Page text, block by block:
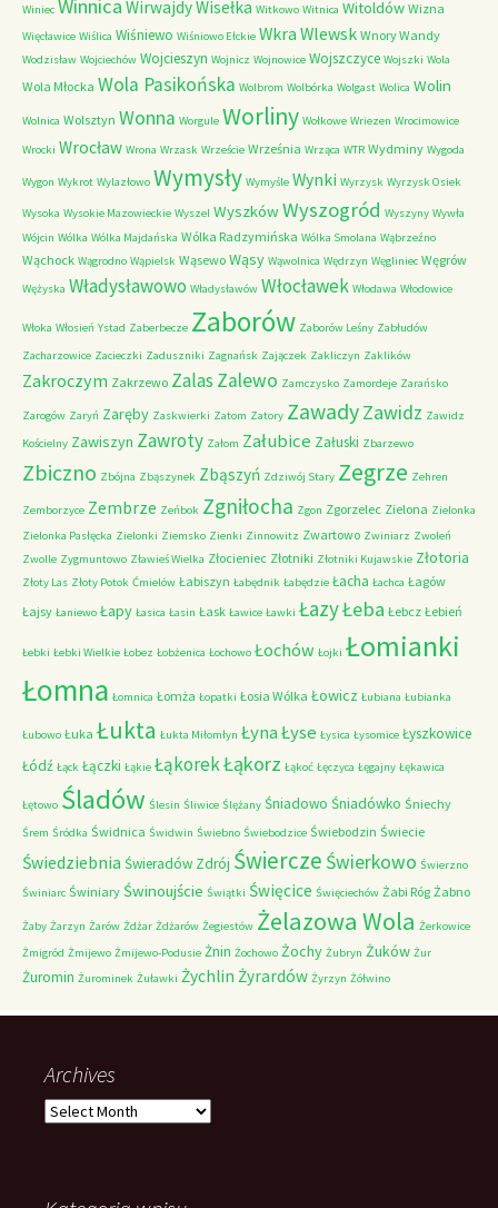
Winiec Winnica WirwajdyWisełka Witkowo Witnica Witoldów Wizna
Więcławice Wiślica Wiśniewo Wiśniowo Ełckie Wkra Wlewsk Wnory Wandy
Wodzisław Wojciechów Wojcieszyn Wojnicz Wojnowice Wojszczyce Wojszki Wola
Wola Młocka Wola Pasikońska Wolbrom Wolbórka Wolgast Wolica Wolin
Wolnica Wolsztyn Wonna Worgule Worliny Wołkowe Wriezen Wrocimowice
Wrocki Wrocław Wrona Wrzask Wrzeście Września Wrząca WTR Wydminy Wygoda
Wygon Wykrot Wylazłowo Wymysły Wymyśle Wynki Wyrzysk Wyrzysk Osiek
Wysoka Wysokie Mazowieckie Wyszel WyszkówWyszogród Wyszyny Wywła
Wójcin Wólka Wólka Majdańska Wólka Radzymińska Wólka Smolana Wąbrzeźno
Wąchock Wągrodno Wąpielsk Wąsewo Wąsy Wąwolnica Wędrzyn Węgliniec Węgrów
Wężyska Władysławowo Władysławów Włocławek Włodawa Włodowice
Włoka Włosień Ystad Zaberbecze Zaborów Zaborów Leśny Zabłudów
Zacharzowice Zacieczki Zaduszniki Zagnańsk Zajączek Zakliczyn Zaklików
Zakroczym Zakrzewo ZalasZalewo Zamczysko Zamordeje Zarańsko
Zarogów Zaryń Zaręby Zaskwierki Zatom Zatory ZawadyZawidz Zawidz
Kościelny Zawiszyn Zawroty Załom Załubice Załuski Zbarzewo
Zbiczno Zbójna Zbąszynek Zbąszyń Zdziwój Stary Zegrze Zehren
Zemborzyce Zembrze Zeńbok Zgniłocha Zgon Zgorzelec Zielona Zielonka
Zielonka Pasłęcka Zielonki Ziemsko Zienki Zinnowitz Zwartowo Zwiniarz Zwoleń
Zwolle Zygmuntowo Zławieś Wielka Złocieniec Złotniki Złotniki Kujawskie Złotoria
Złoty Las Złoty Potok Ćmielów Łabiszyn Łabędnik Łabędzie Łacha Łachca Łagów
Łajsy Łaniewo Łapy Łasica Łasin Łask Ławice Ławki ŁazyŁeba Łebcz Łebień
Łebki Łebki Wielkie Łobez Łobżenica Łochowo Łochów Łojki Łomianki
Łomna Łomnica Łomża Łopatki Łosia Wólka Łowicz Łubiana Łubianka
Łubowo Łuka Łukta Łukta Miłomłyn ŁynaŁyse Łysica Łysomice Łyszkowice
Łódź Łąck Łączki Łąkie ŁąkorekŁąkorz Łąkoć Łęczyca Łęgajny Łękawica
Łętowo Śladów Ślesin Śliwice Ślężany Śniadowo Śniadówko Śniechy
Śrem Śródka Świdnica Świdwin Świebno Świebodzice Świebodzin Świecie
Świedziebnia Świeradów Zdrój Świercze Świerkowo Świerzno
Świniarc Świniary Świnoujście Świątki Święcice Święciechów Żabi Róg Żabno
Żaby Żarzyn Żarów Żdżar Żdżarów Żegiestów Żelazowa Wola Żerkowice
Żmigród Żmijewo Żmijewo-Podusie Żnin Żochowo Żochy Żubryn Żuków Żur
Żuromin Żurominek Żuławki Żychlin Żyrardów Żyrzyn Żółwino
Archives
Archives